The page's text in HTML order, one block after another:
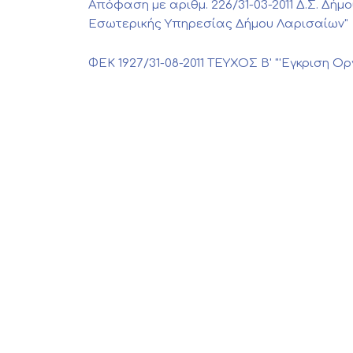
Απόφαση με αριθμ. 226/31-03-2011 Δ.Σ.
Εσωτερικής Υπηρεσίας Δήμου Λαρισαίων"
ΦΕΚ 1927/31-08-2011 ΤΕΥΧΟΣ Β' "'Εγκριση